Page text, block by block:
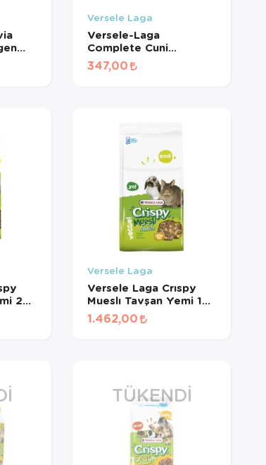
Versele Laga
Versele-Laga
Complete Cuni
Sensetive Hassas
Tavşanlar İçin Pelet
347,00
2
Versele Laga
Versele Laga Crıspy
Mueslı Tavşan Yemi 10
Kg
1.462,00
TÜKENDI